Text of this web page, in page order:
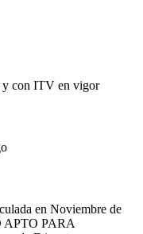
y con ITV en vigor
en Noviembre de
APTO PARA